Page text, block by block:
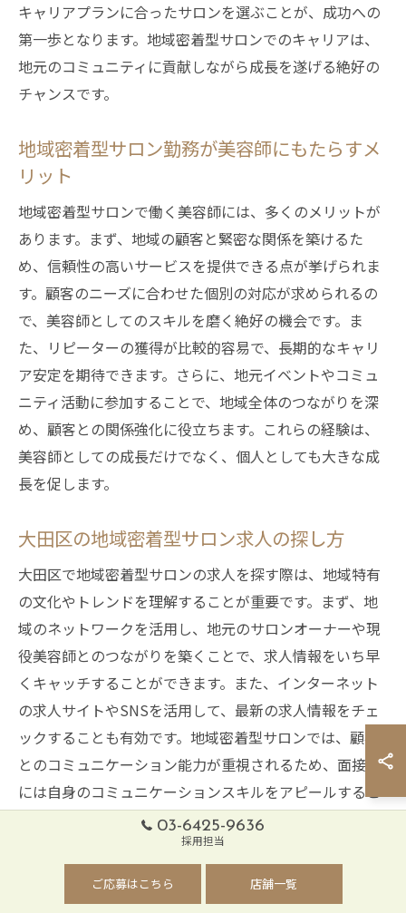
キャリアプランに合ったサロンを選ぶことが、成功への
第一歩となります。地域密着型サロンでのキャリアは、
地元のコミュニティに貢献しながら成長を遂げる絶好の
チャンスです。
地域密着型サロン勤務が美容師にもたらすメ
リット
地域密着型サロンで働く美容師には、多くのメリットが
あります。まず、地域の顧客と緊密な関係を築けるた
め、信頼性の高いサービスを提供できる点が挙げられま
す。顧客のニーズに合わせた個別の対応が求められるの
で、美容師としてのスキルを磨く絶好の機会です。ま
た、リピーターの獲得が比較的容易で、長期的なキャリ
ア安定を期待できます。さらに、地元イベントやコミュ
ニティ活動に参加することで、地域全体のつながりを深
め、顧客との関係強化に役立ちます。これらの経験は、
美容師としての成長だけでなく、個人としても大きな成
長を促します。
大田区の地域密着型サロン求人の探し方
大田区で地域密着型サロンの求人を探す際は、地域特有
の文化やトレンドを理解することが重要です。まず、地
域のネットワークを活用し、地元のサロンオーナーや現
役美容師とのつながりを築くことで、求人情報をいち早
くキャッチすることができます。また、インターネット
の求人サイトやSNSを活用して、最新の求人情報をチェ
ックすることも有効です。地域密着型サロンでは、顧客
とのコミュニケーション能力が重視されるため、面接時
には自身のコミュニケーションスキルをアピールするこ
とが求められます。さらに、地元イベントに参加するこ
とで、サロンの雰囲気やスタイルを事前に把握し、自分
に合った職場を見つけやすくなります。
03-6425-9636
採用担当
ご応募はこちら 店舗一覧